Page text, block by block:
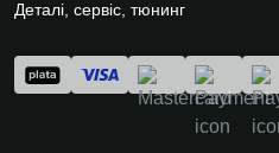
Деталі, сервіс, тюнинг